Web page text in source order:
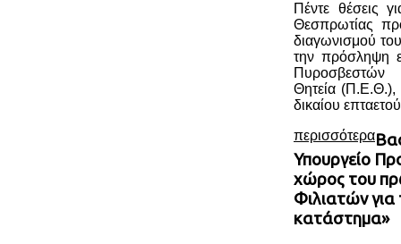
Πέντε θέσεις
Θεσπρωτίας
διαγωνισμού
την πρόσληψη
Πυροσβεστών
Θητεία (Π.Ε.Θ.),
δικαίου
περισσότερα
Υπουργείο
χώρος του
Φιλιατών
κατάστημα»